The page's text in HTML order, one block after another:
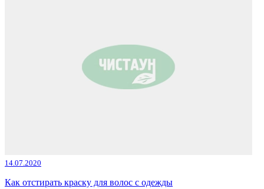
14.07.2020
Как отстирать краску для волос с одежды